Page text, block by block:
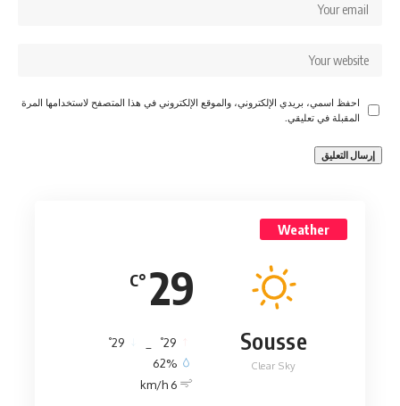
احفظ اسمي، بريدي الإلكتروني، والموقع الإلكتروني في هذا المتصفح لاستخدامها المرة
المقبلة في تعليقي.
Weather
29
°C
Sousse
Clear Sky
29
°
29
°
62%
6 km/h